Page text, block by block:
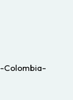
Colombia-